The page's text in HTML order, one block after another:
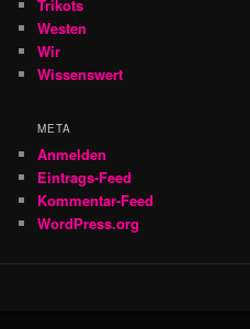
Trikots
Westen
Wir
Wissenswert
META
Anmelden
Eintrags-Feed
Kommentar-Feed
WordPress.org